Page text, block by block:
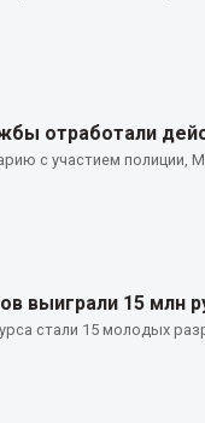
отработали
с участием полиции,
выиграли 15 млн
стали 15 молодых